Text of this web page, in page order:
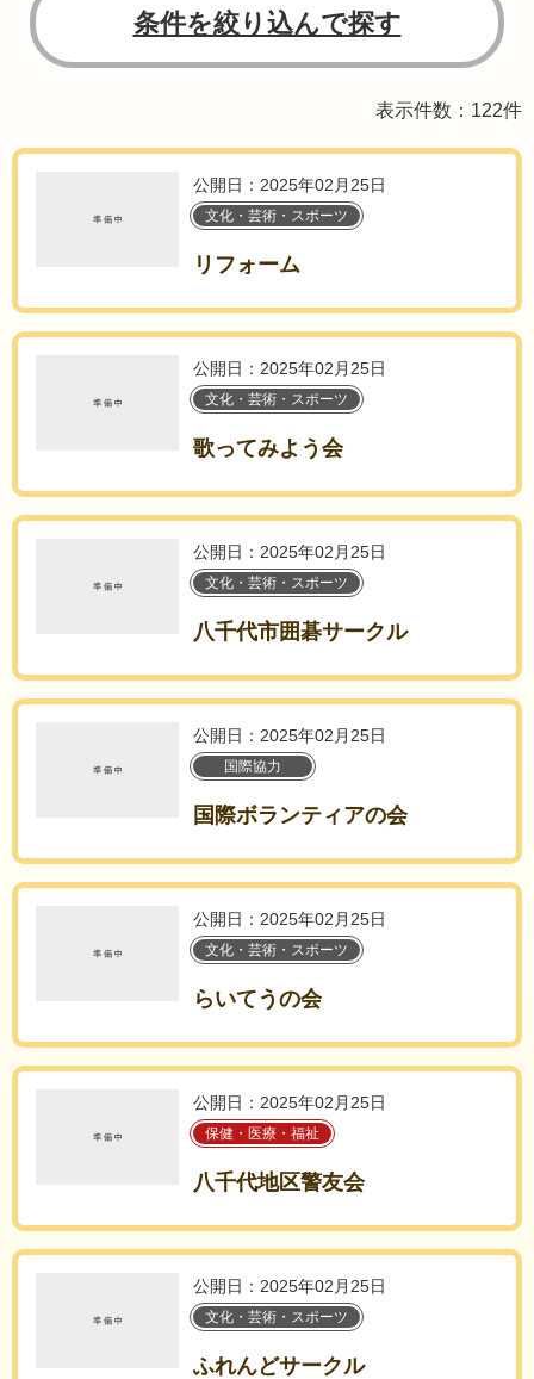
条件を絞り込んで探す
表示件数：122件
公開日：2025年02月25日
文化・芸術・スポーツ
リフォーム
公開日：2025年02月25日
文化・芸術・スポーツ
歌ってみよう会
公開日：2025年02月25日
文化・芸術・スポーツ
八千代市囲碁サークル
公開日：2025年02月25日
国際協力
国際ボランティアの会
公開日：2025年02月25日
文化・芸術・スポーツ
らいてうの会
公開日：2025年02月25日
保健・医療・福祉
八千代地区警友会
公開日：2025年02月25日
文化・芸術・スポーツ
ふれんどサークル